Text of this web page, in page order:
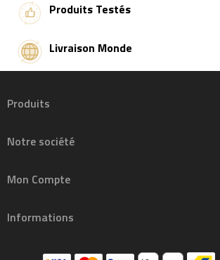
Produits Testés
Livraison Monde
Produits
Notre société
Mon Compte
Informations